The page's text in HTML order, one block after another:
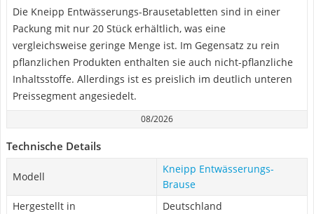
Die Kneipp Entwässerungs-Brausetabletten sind in einer
Packung mit nur 20 Stück erhältlich, was eine
vergleichsweise geringe Menge ist. Im Gegensatz zu rein
pflanzlichen Produkten enthalten sie auch nicht-pflanzliche
Inhaltsstoffe. Allerdings ist es preislich im deutlich unteren
Preissegment angesiedelt.
08/2026
Technische Details
Modell
Kneipp Entwässerungs-
Brause
Hergestellt in
Deutschland